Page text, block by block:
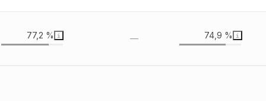
77,2 % — 74,9 %